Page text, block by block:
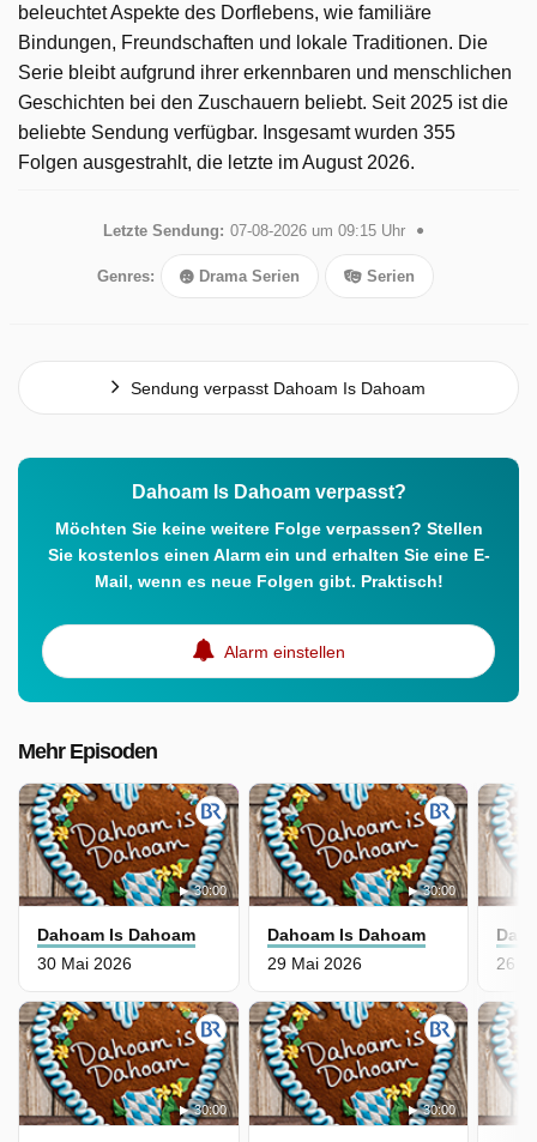
beleuchtet Aspekte des Dorflebens, wie familiäre
Bindungen, Freundschaften und lokale Traditionen. Die
Serie bleibt aufgrund ihrer erkennbaren und menschlichen
Geschichten bei den Zuschauern beliebt. Seit 2025 ist die
beliebte Sendung verfügbar. Insgesamt wurden 355
Folgen ausgestrahlt, die letzte im August 2026.
Letzte Sendung: 07-08-2026 um 09:15 Uhr
Genres: Drama Serien Serien
Sendung verpasst Dahoam Is Dahoam
Dahoam Is Dahoam verpasst?
Möchten Sie keine weitere Folge verpassen? Stellen
Sie kostenlos einen Alarm ein und erhalten Sie eine E-
Mail, wenn es neue Folgen gibt. Praktisch!
Alarm einstellen
Mehr Episoden
30:00
Dahoam Is Dahoam
30 Mai 2026
30:00
Dahoam Is Dahoam
29 Mai 2026
30:00 30:00
26